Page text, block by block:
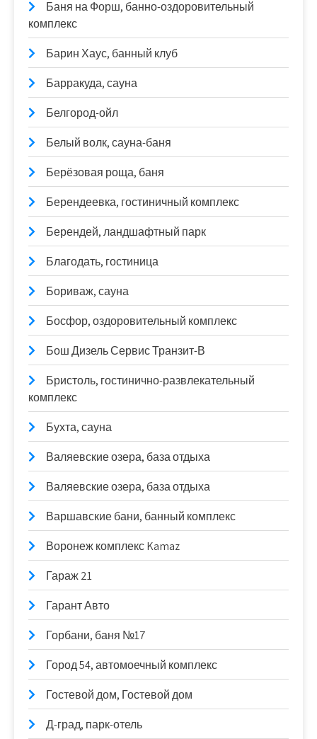
Баня на Форш, банно-оздоровительный
комплекс
Барин Хаус, банный клуб
Барракуда, сауна
Белгород-ойл
Белый волк, сауна-баня
Берёзовая роща, баня
Берендеевка, гостиничный комплекс
Берендей, ландшафтный парк
Благодать, гостиница
Бориваж, сауна
Босфор, оздоровительный комплекс
Бош Дизель Сервис Транзит-В
Бристоль, гостинично-развлекательный
комплекс
Бухта, сауна
Валяевские озера, база отдыха
Валяевские озера, база отдыха
Варшавские бани, банный комплекс
Воронеж комплекс Kamaz
Гараж 21
Гарант Авто
Горбани, баня №17
Город 54, автомоечный комплекс
Гостевой дом, Гостевой дом
Д-град, парк-отель